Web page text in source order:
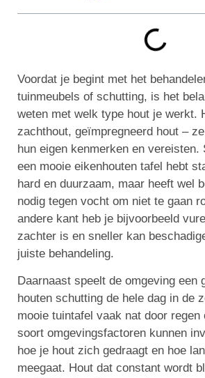
Voordat je begint met het
tuinmeubels of schutting, is het
weten met welk type hout je werkt.
zachthout, geïmpregneerd hout –
hun eigen kenmerken en vereisten.
een mooie eikenhouten tafel hebt
hard en duurzaam, maar heeft wel
nodig tegen vocht om niet te gaan
andere kant heb je bijvoorbeeld
zachter is en sneller kan
juiste behandeling.
Daarnaast speelt de omgeving een
houten schutting de hele dag in de
mooie tuintafel vaak nat door regen
soort omgevingsfactoren kunnen
hoe je hout zich gedraagt en hoe
meegaat. Hout dat constant wordt